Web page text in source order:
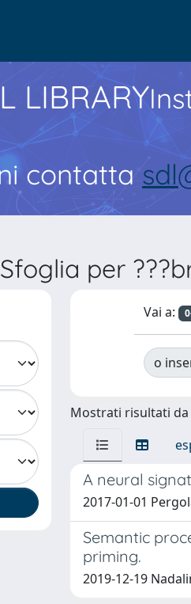
LIBRARY
contatta
Sfoglia per
Vai a:
o
Mostrati risultati da
A neural
2017-01-01
Semantic
priming.
2019-12-19